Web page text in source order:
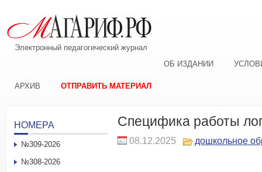
Электронный педагогический журнал
ОБ ИЗДАНИИ
АРХИВ ОТПРАВИТЬ МАТЕРИАЛ
Специфика работы
08.12.2025 дошкольное
НОМЕРА
№309-2026
№308-2026